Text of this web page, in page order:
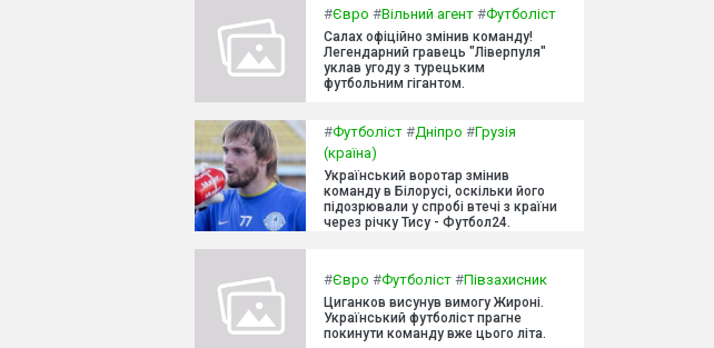
#Євро #Вільний агент #Футболіст
Салах офіційно змінив команду!
Легендарний гравець "Ліверпуля"
уклав угоду з турецьким
футбольним гігантом.
#Футболіст #Дніпро #Грузія
(країна)
Український воротар змінив
команду в Білорусі, оскільки його
підозрювали у спробі втечі з країни
через річку Тису - Футбол24.
#Євро #Футболіст #Півзахисник
Циганков висунув вимогу Жироні.
Український футболіст прагне
покинути команду вже цього літа.